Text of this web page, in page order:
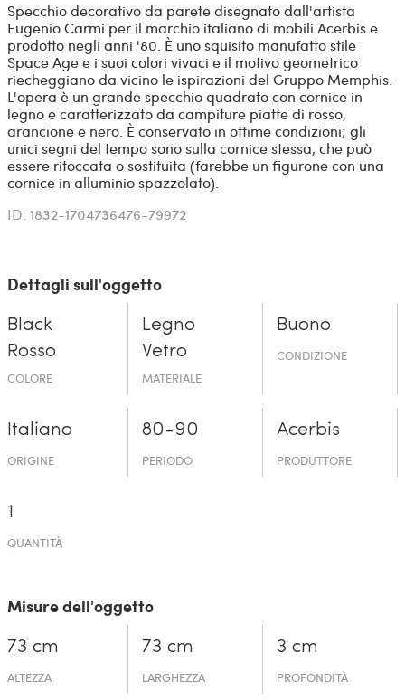
Specchio decorativo da parete disegnato dall'artista
Eugenio Carmi per il marchio italiano di mobili Acerbis e
prodotto negli anni '80. È uno squisito manufatto stile
Space Age e i suoi colori vivaci e il motivo geometrico
riecheggiano da vicino le ispirazioni del Gruppo Memphis.
L'opera è un grande specchio quadrato con cornice in
legno e caratterizzato da campiture piatte di rosso,
arancione e nero. È conservato in ottime condizioni; gli
unici segni del tempo sono sulla cornice stessa, che può
essere ritoccata o sostituita (farebbe un figurone con una
cornice in alluminio spazzolato).
ID: 1832-1704736476-79972
Dettagli sull'oggetto
Black
Rosso
COLORE
Legno
Vetro
MATERIALE
Buono
CONDIZIONE
Italiano
ORIGINE
80-90
PERIODO
Acerbis
PRODUTTORE
1
QUANTITÀ
Misure dell'oggetto
73 cm
ALTEZZA
73 cm
LARGHEZZA
3 cm
PROFONDITÀ